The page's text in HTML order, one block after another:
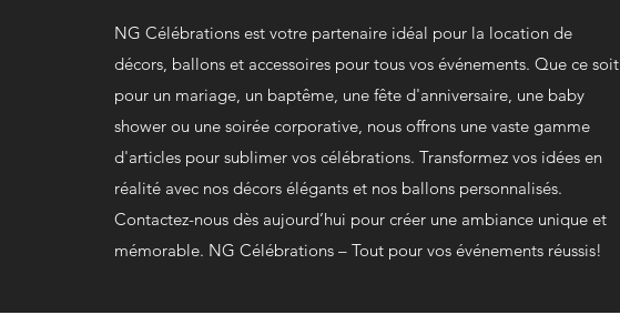
NG Célébrations est votre partenaire idéal pour la location de
décors, ballons et accessoires pour tous vos événements. Que ce soit
pour un mariage, un baptême, une fête d'anniversaire, une baby
shower ou une soirée corporative, nous offrons une vaste gamme
d'articles pour sublimer vos célébrations. Transformez vos idées en
réalité avec nos décors élégants et nos ballons personnalisés.
Contactez-nous dès aujourd’hui pour créer une ambiance unique et
mémorable. NG Célébrations – Tout pour vos événements réussis!